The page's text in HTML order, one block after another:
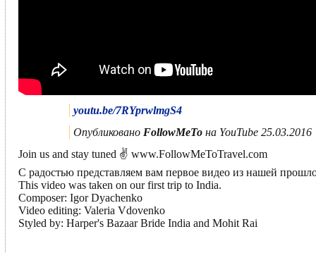
youtu.be/7RYprwlmgS4
Опубликовано FollowMeTo на YouTube 25.03.2016
Join us and stay tuned ✌ www.FollowMeToTravel.com
С радостью представляем вам первое видео из нашей
This video was taken on our first trip to India.
Composer: Igor Dyachenko
Video editing: Valeria Vdovenko
Styled by: Harper's Bazaar Bride India and Mohit Rai